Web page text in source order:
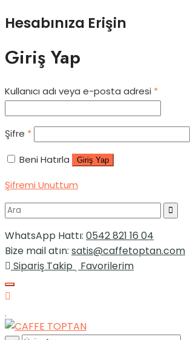
Hesabınıza Erişin
Giriş Yap
Kullanıcı adı veya e-posta adresi *
Şifre *
Beni Hatırla Giriş Yap
Şifremi Unuttum
WhatsApp Hattı: 0542 821 16 04
Bize mail atın: satis@caffetoptan.com
Sipariş Takip
Favorilerim